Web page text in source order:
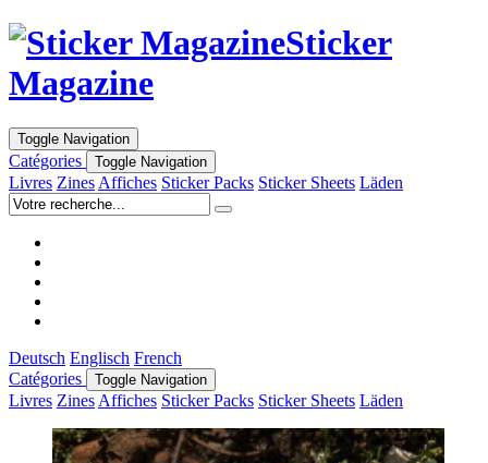
Sticker
Magazine
Toggle Navigation
Catégories Toggle Navigation
Livres Zines Affiches Sticker Packs Sticker Sheets Läden
Deutsch Englisch French
Catégories
Toggle Navigation
Livres Zines Affiches Sticker Packs Sticker Sheets Läden